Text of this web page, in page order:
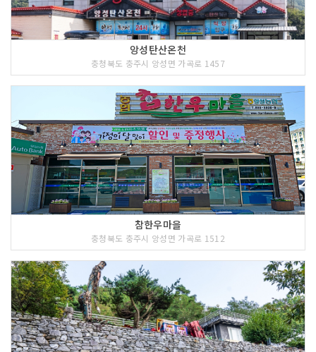
앙성탄산온천
충청북도 충주시 앙성면 가곡로 1457
참한우마을
충청북도 충주시 앙성면 가곡로 1512